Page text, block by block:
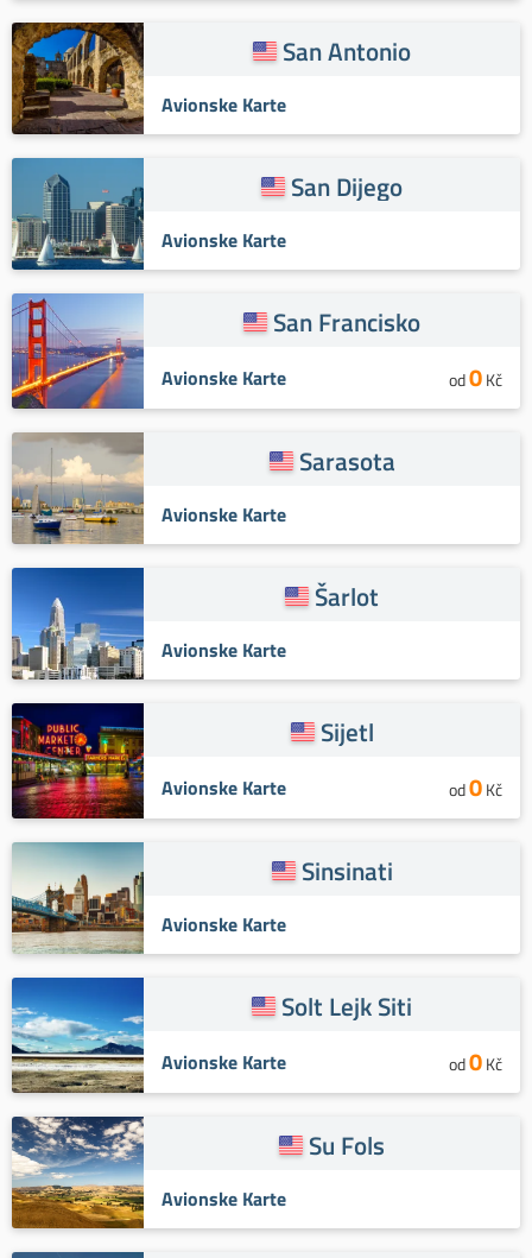
San Antonio
Avionske Karte
San Dijego
Avionske Karte
San Francisko
Avionske Karte od0Kč
Sarasota
Avionske Karte
Šarlot
Avionske Karte
Sijetl
Avionske Karte od0Kč
Sinsinati
Avionske Karte
Solt Lejk Siti
Avionske Karte od0Kč
Su Fols
Avionske Karte